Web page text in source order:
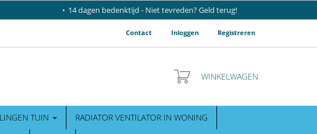
14 dagen bedenktijd - Niet tevreden? Geld terug!
Contact Inloggen Registreren
WINKELWAGEN
TUIN RADIATOR VENTILATOR IN WONING